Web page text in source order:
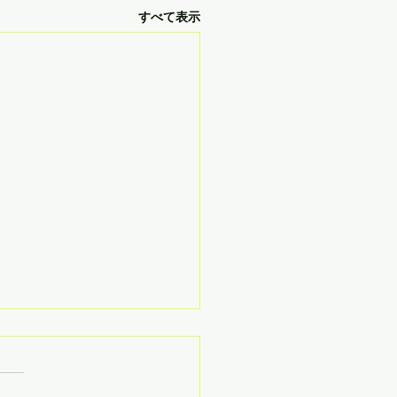
すべて表示